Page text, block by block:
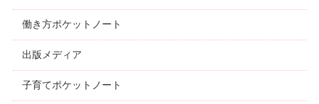
働き方ポケットノート
出版メディア
子育てポケットノート